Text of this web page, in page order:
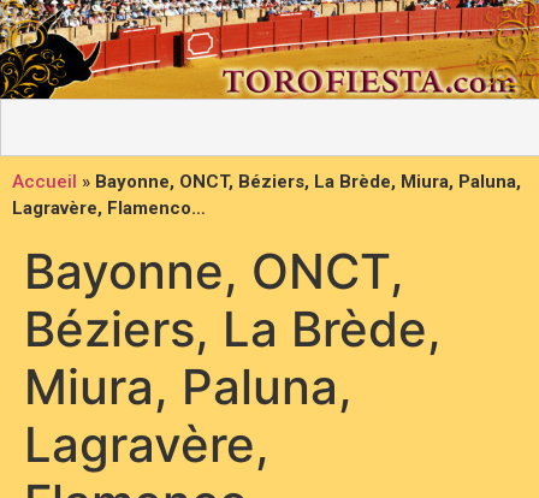
Accueil » Bayonne, ONCT, Béziers, La Brède, Miura, Paluna,
Lagravère, Flamenco…
Bayonne, ONCT,
Béziers, La Brède,
Miura, Paluna,
Lagravère,